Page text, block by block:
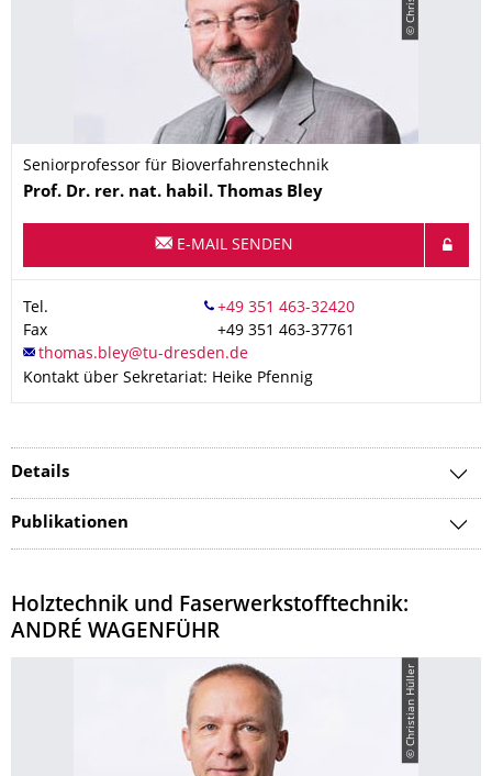
Seniorprofessor für Bioverfahrenstechnik
Name
Prof. Dr. rer. nat. habil. Thomas Bley
E-MAIL SENDEN
Tel.
Fax
+49 351 463-37761
Kontakt über Sekretariat: Heike Pfennig
Details
Publikationen
Holztechnik und Faserwerkstofftechnik:
ANDRÉ WAGENFÜHR
© Christian Hüller